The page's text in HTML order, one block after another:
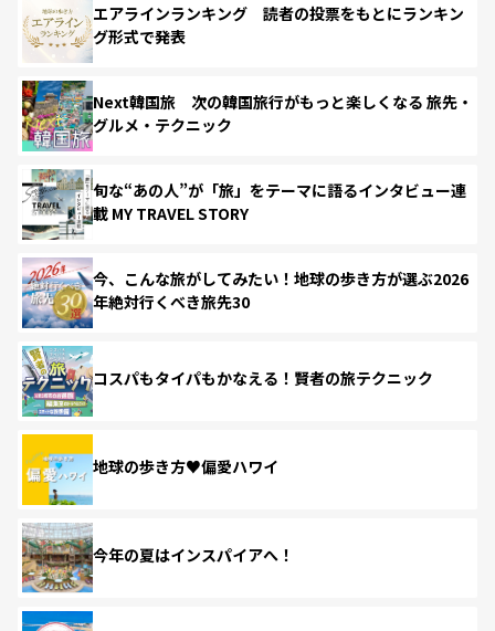
エアラインランキング 読者の投票をもとにランキン
グ形式で発表
Next韓国旅 次の韓国旅行がもっと楽しくなる 旅先・
グルメ・テクニック
旬な“あの人”が「旅」をテーマに語るインタビュー連
載 MY TRAVEL STORY
今、こんな旅がしてみたい！地球の歩き方が選ぶ2026
年絶対行くべき旅先30
コスパもタイパもかなえる！賢者の旅テクニック
地球の歩き方♥偏愛ハワイ
今年の夏はインスパイアへ！